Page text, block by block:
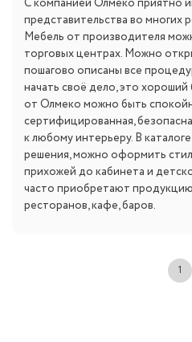
представительства во многих
Мебель от производителя
торговых центрах. Можно
пошагово описаны все
начать своё дело, это хороший
от Олмеко можно быть
сертифицированная,
к любому интерьеру. В
решения, можно оформить
прихожей до кабинета и
часто приобретают
ресторанов, кафе, баров.
1